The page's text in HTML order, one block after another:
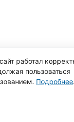
работал
пользоваться
Подробнее